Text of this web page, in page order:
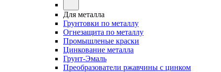
Для металла
Грунтовки по металлу
Огнезащита по металлу
Промышленые краски
Цинкование металла
Грунт-Эмаль
Преобразователи ржавчины с цинком